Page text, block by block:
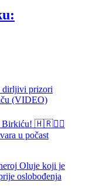
dirljivi prizori
(VIDEO)
Birkiću! 🇭🇷🏃‍♂️
u počast
Oluje koji je
oslobođenja